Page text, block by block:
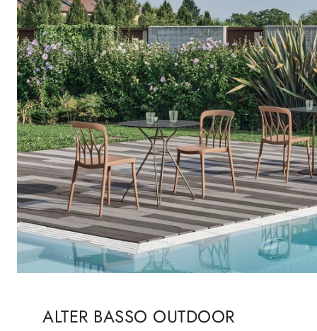
ALTER BASSO OUTDOOR